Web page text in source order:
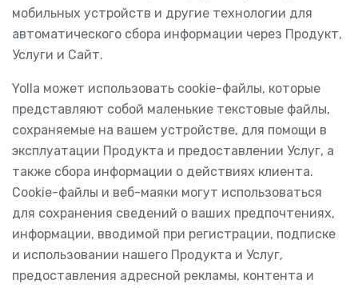
мобильных устройств и другие технологии для
автоматического сбора информации через Продукт,
Услуги и Сайт.
Yolla может использовать cookie-файлы, которые
представляют собой маленькие текстовые файлы,
сохраняемые на вашем устройстве, для помощи в
эксплуатации Продукта и предоставлении Услуг, а
также сбора информации о действиях клиента.
Cookie-файлы и веб-маяки могут использоваться
для сохранения сведений о ваших предпочтениях,
информации, вводимой при регистрации, подписке
и использовании нашего Продукта и Услуг,
предоставления адресной рекламы, контента и